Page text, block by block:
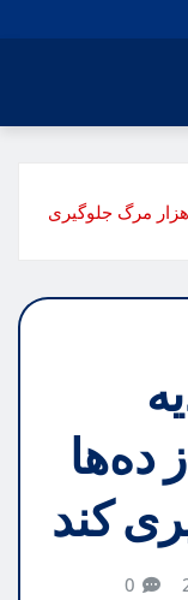
هزار مرگ جلوگیری
ده‌ها
کند
0